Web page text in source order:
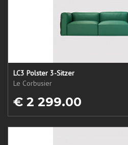
LC3 Polster 3-Sitzer
Le Corbusier
€ 2 299.00